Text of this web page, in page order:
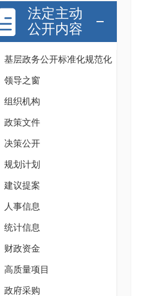
法定主动
公开内容
基层政务公开标准化规范化
领导之窗
组织机构
政策文件
决策公开
规划计划
建议提案
人事信息
统计信息
财政资金
高质量项目
政府采购